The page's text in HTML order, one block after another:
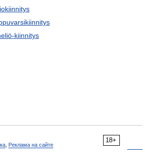
kiinnitys
18+
Реклама на сайте